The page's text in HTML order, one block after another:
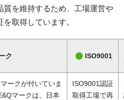
質を維持するため、工場運営や
取得しています。
ク ISO9001
ークが付いていま
マークは、日本
ISO9001認証
取得工場で再